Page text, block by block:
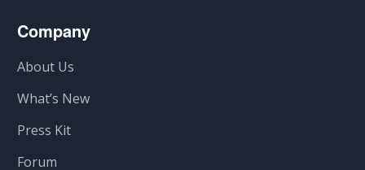
Company
About Us
What’s New
Press Kit
Forum